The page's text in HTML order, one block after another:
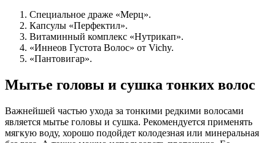
Специальное драже «Мерц».
Капсулы «Перфектил».
Витаминный комплекс «Нутрикап».
«Иннеов Густота Волос» от Vichy.
«Пантовигар».
Мытье головы и сушка тонких волос
Важнейшей частью ухода за тонкими редкими волосами
является мытье головы и сушка. Рекомендуется применять
мягкую воду, хорошо подойдет колодезная или минеральная